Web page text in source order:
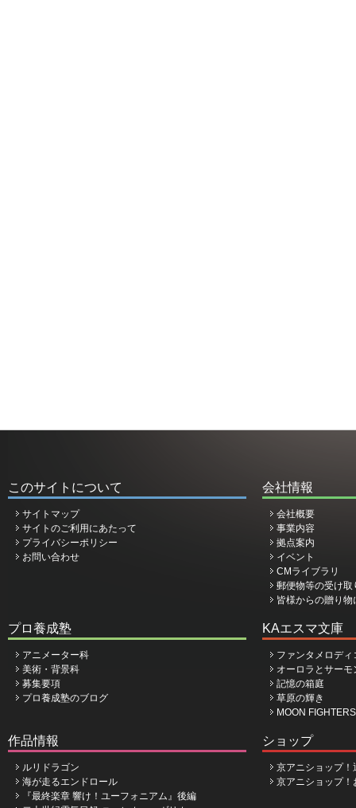
このサイトについて
サイトマップ
サイトのご利用にあたって
プライバシーポリシー
お問い合わせ
会社情報
会社概要
事業内容
拠点案内
イベント
CMライブラリ
郵便物等の受け取
皆様からの贈り
プロ養成塾
アニメーター科
美術・背景科
募集要項
プロ養成塾のブログ
KAエスマ文庫
ファンタメロデ
オーロラとサーモ
記憶の箱庭
草原の輝き
MOON
作品情報
ルリドラゴン
海が走るエンドロール
『最終楽章 響け！ユーフォニアム』後編
ショップ
京アニショップ！
京アニショップ！